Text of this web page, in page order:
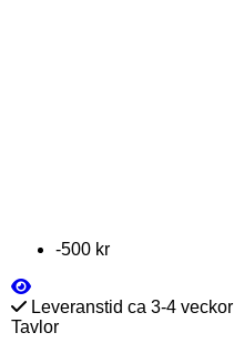
-500 kr
Leveranstid ca 3-4 veckor
Tavlor